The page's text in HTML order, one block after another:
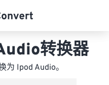
转换器
为 Ipod Audio。